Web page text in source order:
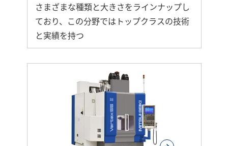
さまざまな種類と大きさをラインナップし
ており、この分野ではトップクラスの技術
と実績を持つ